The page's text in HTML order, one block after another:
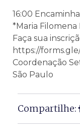
16:00
*Maria Filomena
Faça sua
https://
Coordenação
São Paulo
Compartilhe: